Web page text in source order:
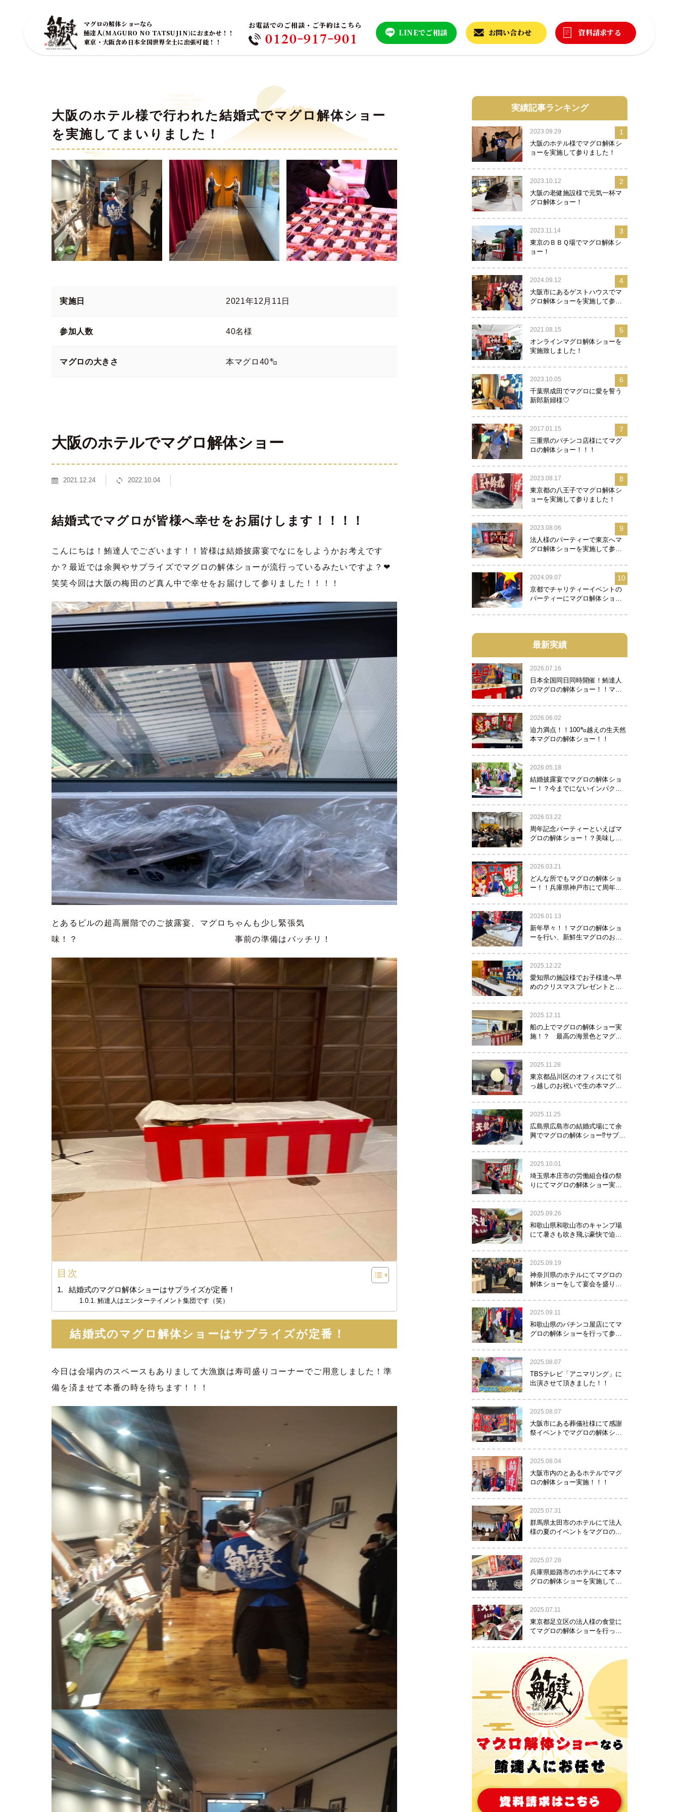
マグロの解体ショーなら
鮪達人(MAGURO NO TATSUJIN)におまかせ！！
東京・大阪含め日本全国世界全土に出張可能！！
お電話でのご相談・ご予約はこちら
0120-917-901 LINEでご相談 お問い合わせ 資料請求する
大阪のホテル様で行われた結婚式でマグロ解体ショー
を実施してまいりました！
実施日 2021年12月11日
参加人数 40名様
マグロの大きさ 本マグロ40㌔
大阪のホテルでマグロ解体ショー
2021.12.24 2022.10.04
結婚式でマグロが皆様へ幸せをお届けします！！！！
こんにちは！鮪達人でございます！！皆様は結婚披露宴でなにをしようかお考えです
か？最近では余興やサプライズでマグロの解体ショーが流行っているみたいですよ？❤
笑笑今回は大阪の梅田のど真ん中で幸せをお届けして参りました！！！！
とあるビルの超高層階でのご披露宴、マグロちゃんも少し緊張気
味！？ 事前の準備はバッチリ！
目次
結婚式のマグロ解体ショーはサプライズが定番！
鮪達人はエンターテイメント集団です（笑）
結婚式のマグロ解体ショーはサプライズが定番！
今日は会場内のスペースもありまして大漁旗は寿司盛りコーナーでご用意しました！準
備を済ませて本番の時を待ちます！！！
実績記事ランキング
2023.09.29
大阪のホテル様でマグロ解体シ
ョーを実施して参りました！
1
2023.10.12
大阪の老健施設様で元気一杯マ
グロ解体ショー！
2
2023.11.14
東京のＢＢＱ場でマグロ解体シ
ョー！
3
2024.09.12
大阪市にあるゲストハウスでマ
グロ解体ショーを実施して参り
4
2021.08.15
オンラインマグロ解体ショーを
実施致しました！
5
2023.10.05
千葉県成田でマグロに愛を誓う
新郎新婦様♡
6
2017.01.15
三重県のパチンコ店様にてマグ
ロの解体ショー！！！
7
2023.08.17
東京都の八王子でマグロ解体シ
ョーを実施して参りました！
8
2023.08.06
法人様のパーティーで東京へマ
グロ解体ショーを実施して参り
9
2024.09.07
京都でチャリティーイベントの
パーティーにマグロ解体ショー
10
最新実績
2026.07.16
日本全国同日同時開催！鮪達人
のマグロの解体ショー！！マグ
2026.06.02
迫力満点！！100㌔越えの生天然
本マグロの解体ショー！！
2026.05.18
結婚披露宴でマグロの解体ショ
ー！？今までにないインパクト
スメ！！
2026.03.22
周年記念パーティーといえばマ
グロの解体ショー！？美味し
2026.03.21
どんな所でもマグロの解体ショ
ー！！兵庫県神戸市にて周年記
て参りました！！
2026.01.13
新年早々！！マグロの解体ショ
ーを行い、新鮮生マグロのお寿
舞い！！！
2025.12.22
愛知県の施設様でお子様達へ早
めのクリスマスプレゼントとし
施！？
2025.12.11
船の上でマグロの解体ショー実
施！？ 最高の海景色とマグロ
2025.11.28
東京都品川区のオフィスにて引
っ越しのお祝いで生の本マグロ
体ショーを行いお祝いしてまい
りました
2025.11.25
広島県広島市の結婚式場にて余
興でマグロの解体ショー⁉サプラ
場！！！
2025.10.01
埼玉県本庄市の労働組合様の祭
りにてマグロの解体ショー実施
2025.09.26
和歌山県和歌山市のキャンプ場
にて暑さも吹き飛ぶ豪快で迫力
しました。
2025.09.19
神奈川県のホテルにてマグロの
解体ショーをして宴会を盛り上
た。
2025.09.11
和歌山県のパチンコ屋店にてマ
グロの解体ショーを行って参り
2025.08.07
TBSテレビ「アニマリング」に
出演させて頂きました！！
2025.08.07
大阪市にある葬儀社様にて感謝
祭イベントでマグロの解体ショ
2025.08.04
大阪市内のとあるホテルでマグ
ロの解体ショー実施！！！
2025.07.31
群馬県太田市のホテルにて法人
様の夏のイベントをマグロの解
た！！
2025.07.28
兵庫県姫路市のホテルにて本マ
グロの解体ショーを実施して参
2025.07.11
東京都足立区の法人様の食堂に
てマグロの解体ショーを行って